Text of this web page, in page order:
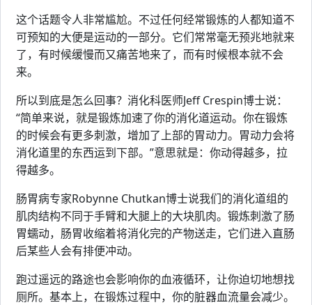
这个话题令人非常尴尬。不过任何经常锻炼的人都知道不
可预知的大便是运动的一部分。它们常常毫无预兆地就来
了，有时候缓慢而又痛苦地来了，而有时候根本就不会
来。
所以到底是怎么回事？消化科医师Jeff Crespin博士说：
“简单来说，就是锻炼加速了你的消化道运动。你在锻炼
的时候会有更多刺激，增加了上部的胃动力。胃动力会将
消化道里的东西运到下部。”意思就是：你动得越多，拉
得越多。
肠胃病专家Robynne Chutkan博士说我们的消化道组的
肌肉结构不同于手臂和大腿上的大块肌肉。锻炼刺激了肠
胃蠕动，肠胃收缩着将消化完的产物送走，它们进入直肠
后某些人会有排便冲动。
跑过遥远的路途也会影响你的血液循环，让你迫切地想找
厕所。基本上，在锻炼过程中，你的脏器血流量会减少。